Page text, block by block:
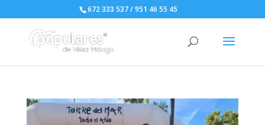
672 333 537 / 951 46 55 45